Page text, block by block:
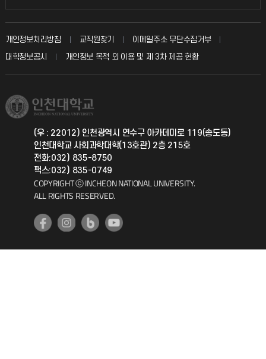
입학안내
취업정보(학생)
칭찬마당
학생서비스 지킴이
총동문회
교수회
교육혁신본부
국제지원과
공자아카데미
기초교육원
개인정보처리방침 교직원찾기
이메일주소 무단수집거부
대학정보공시
개인정보 목적 외 이용 및 제 3차 제공 현황
(우 : 22012) 인천광역시 연수구 아카데미로 119(송도동)
인천대학교 사회과학대학(13호관) 2층 215호
전화:032) 835-8750
팩스:032) 835-0749
COPYRIGHT ⓒ INCHEON NATIONAL UNIVERSITY.
ALL RIGHTS RESERVED.